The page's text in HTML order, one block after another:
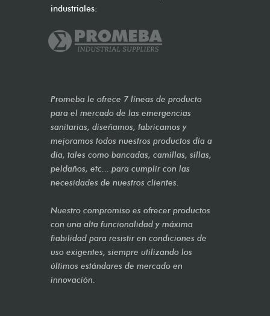
industriales:
Promeba le ofrece 7 líneas de producto
para el mercado de las emergencias
sanitarias, diseñamos, fabricamos y
mejoramos todos nuestros productos día a
día, tales como bancadas, camillas, sillas,
peldaños, etc... para cumplir con las
necesidades de nuestros clientes.
Nuestro compromiso es ofrecer productos
con una alta funcionalidad y máxima
fiabilidad para resistir en condiciones de
uso exigentes, siempre utilizando los
últimos estándares de mercado en
innovación.